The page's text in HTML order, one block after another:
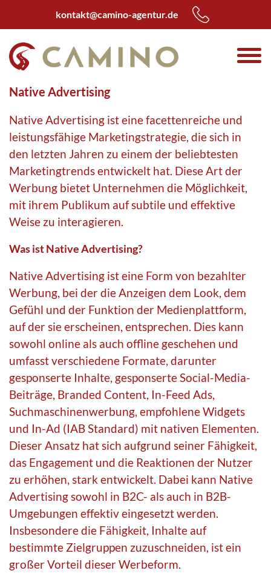
kontakt@camino-agentur.de
Native Advertising
Native Advertising ist eine facettenreiche und
leistungsfähige Marketingstrategie, die sich in
den letzten Jahren zu einem der beliebtesten
Marketingtrends entwickelt hat. Diese Art der
Werbung bietet Unternehmen die Möglichkeit,
mit ihrem Publikum auf subtile und effektive
Weise zu interagieren.
Was ist Native Advertising?
Native Advertising ist eine Form von bezahlter
Werbung, bei der die Anzeigen dem Look, dem
Gefühl und der Funktion der Medienplattform,
auf der sie erscheinen, entsprechen. Dies kann
sowohl online als auch offline geschehen und
umfasst verschiedene Formate, darunter
gesponserte Inhalte, gesponserte Social-Media-
Beiträge, Branded Content, In-Feed Ads,
Suchmaschinenwerbung, empfohlene Widgets
und In-Ad (IAB Standard) mit nativen Elementen.
Dieser Ansatz hat sich aufgrund seiner Fähigkeit,
das Engagement und die Reaktionen der Nutzer
zu erhöhen, stark entwickelt. Dabei kann Native
Advertising sowohl in B2C- als auch in B2B-
Umgebungen effektiv eingesetzt werden.
Insbesondere die Fähigkeit, Inhalte auf
bestimmte Zielgruppen zuzuschneiden, ist ein
großer Vorteil dieser Werbeform.